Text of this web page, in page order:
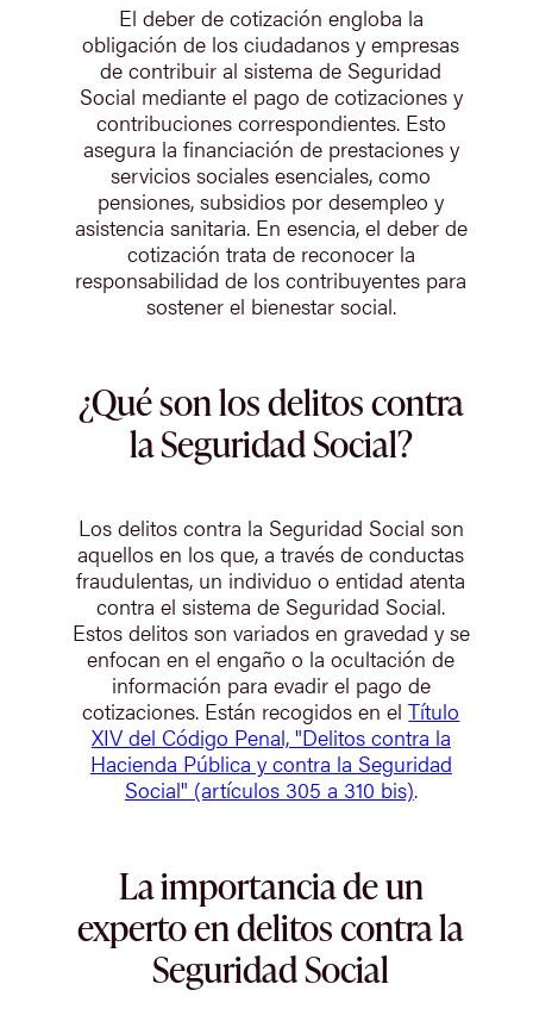
El deber de cotización engloba la
obligación de los ciudadanos y empresas
de contribuir al sistema de Seguridad
Social mediante el pago de cotizaciones y
contribuciones correspondientes. Esto
asegura la financiación de prestaciones y
servicios sociales esenciales, como
pensiones, subsidios por desempleo y
asistencia sanitaria. En esencia, el deber de
cotización trata de reconocer la
responsabilidad de los contribuyentes para
sostener el bienestar social.
¿Qué son los delitos contra
la Seguridad Social?
Los delitos contra la Seguridad Social son
aquellos en los que, a través de conductas
fraudulentas, un individuo o entidad atenta
contra el sistema de Seguridad Social.
Estos delitos son variados en gravedad y se
enfocan en el engaño o la ocultación de
información para evadir el pago de
cotizaciones. Están recogidos en elTítulo
XIV del Código Penal, "Delitos contra la
Hacienda Pública y contra la Seguridad
Social" (artículos 305 a 310 bis).
La importancia de un
experto en delitos contra la
Seguridad Social